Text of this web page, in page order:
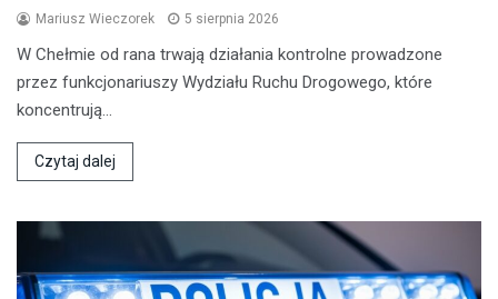
Mariusz Wieczorek 5 sierpnia 2026
W Chełmie od rana trwają działania kontrolne prowadzone
przez funkcjonariuszy Wydziału Ruchu Drogowego, które
koncentrują…
Czytaj dalej